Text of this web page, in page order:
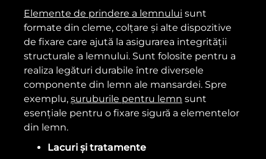
Elemente de prindere a lemnului sunt
formate din cleme, colțare și alte dispozitive
de fixare care ajută la asigurarea integrității
structurale a lemnului. Sunt folosite pentru a
realiza legături durabile între diversele
componente din lemn ale mansardei. Spre
exemplu, șuruburile pentru lemn sunt
esențiale pentru o fixare sigură a elementelor
din lemn.
Lacuri și tratamente